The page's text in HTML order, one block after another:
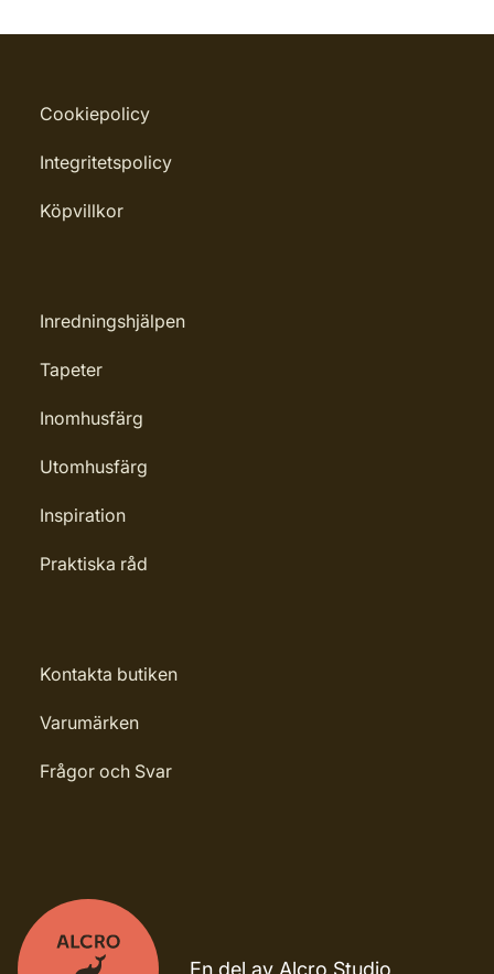
Cookiepolicy
Integritetspolicy
Köpvillkor
Inredningshjälpen
Tapeter
Inomhusfärg
Utomhusfärg
Inspiration
Praktiska råd
Kontakta butiken
Varumärken
Frågor och Svar
En del av Alcro Studio